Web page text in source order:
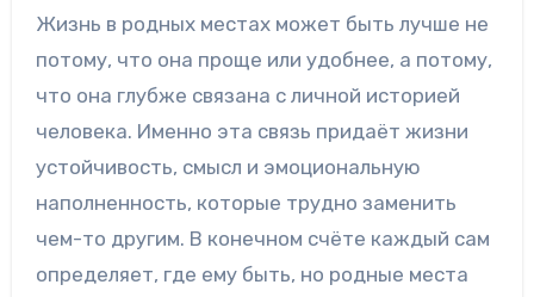
Жизнь в родных местах может быть лучше не
потому, что она проще или удобнее, а потому,
что она глубже связана с личной историей
человека. Именно эта связь придаёт жизни
устойчивость, смысл и эмоциональную
наполненность, которые трудно заменить
чем-то другим. В конечном счёте каждый сам
определяет, где ему быть, но родные места